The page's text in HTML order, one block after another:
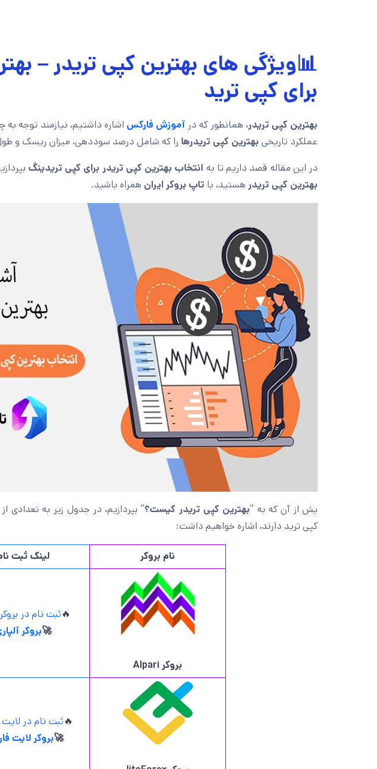
📊ویژگی های بهترین کپی تریدر –
برای کپی ترید
بهترین کپی تریدر، همانطور که درآموزش فارکس اشاره داشتیم، نیازمند توجه
عملکرد تاریخی بهترین کپی تریدرها را که شامل درصد سوددهی، میزان ریسک و
در این مقاله قصد داریم تا به انتخاب بهترین کپی تریدر برای کپی تریدینگ
بهترین کپی تریدر هستید، با تاپ بروکر ایران همراه باشید.
یش از آن که به “بهترین کپی تریدر کیست؟” بپردازیم، در جدول زیر به تعدادی
کپی ترید دارند، اشاره خواهیم داشت:
نام بروکر لینک ثبت
بروکر Alpari
🔥ثبت نام در
🚀بروکر
🔥ثبت نام در
🚀بروکر لایت